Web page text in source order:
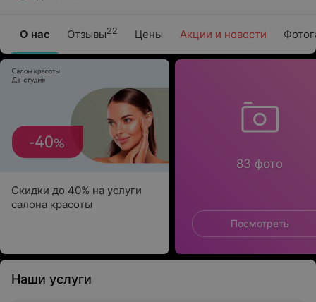
О нас Отзывы22 Цены Акции и новости
Скидки до 40% на услуги
салона красоты
83 фото
Посмотреть
Наши услуги